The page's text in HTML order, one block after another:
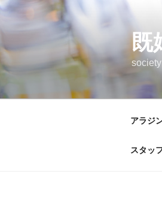
コ
テ
ン
ツ
ス
既
アラジ
スタッ